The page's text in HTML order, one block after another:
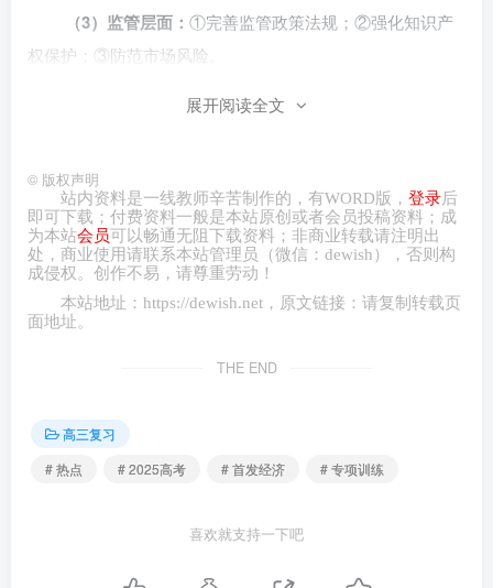
（3）监管层面： ①完善监管政策法规；②强化知识产
权保护；③防范市场风险。
（4）政策层面：①出台支持政策；②加强基础设施建
配套练习：
展开阅读全文
© 版权声明
站内资料是一线教师辛苦制作的，有WORD版， 登录后
即可下载；付费资料一般是本站原创或者会员投稿资料；成
为本站会员可以畅通无阻下载资料；非商业转载请注明出
处，商业使用请联系本站管理员（微信： dewish ），否则构
成侵权。创作不易，请尊重劳动！
本站地址： https://dewish.net ，原文链接：请复制转载页
面地址。
THE END
高三复习
# 热点
# 2025高考 # 首发经济 # 专项训练
喜欢就支持一下吧